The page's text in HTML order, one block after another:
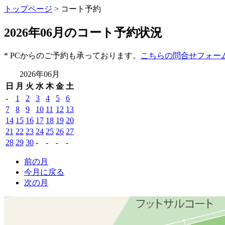
トップページ > コート予約
2026年06月のコート予約状況
* PCからのご予約も承っております。 こちらの問合せフォー
2026年06月
日
月 火 水 木 金 土
-
1 2 3 4 5
6
7
8 9 10 11 12 13
14 15 16 17 18 19 20
21 22 23 24 25 26 27
28 29 30 - - - -
前の月
今月に戻る
次の月